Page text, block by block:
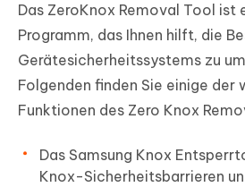
Das ZeroKnox Removal Tool ist
Programm, das Ihnen hilft, die
Gerätesicherheitssystems zu
Folgenden finden Sie einige der
Funktionen des Zero Knox
Das Samsung Knox
Knox-Sicherheitsbarrieren